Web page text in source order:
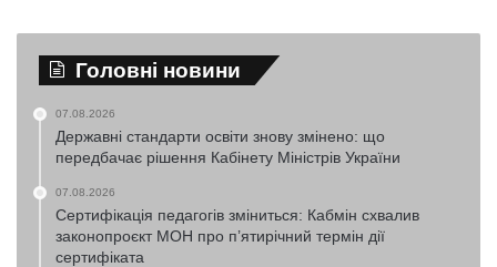
Головні новини
07.08.2026
Державні стандарти освіти знову змінено: що
передбачає рішення Кабінету Міністрів України
07.08.2026
Сертифікація педагогів зміниться: Кабмін схвалив
законопроєкт МОН про п’ятирічний термін дії
сертифіката